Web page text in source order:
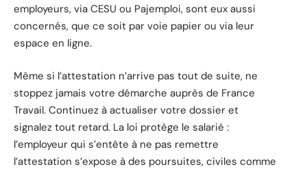
employeurs, via CESU ou Pajemploi, sont eux aussi
concernés, que ce soit par voie papier ou via leur
espace en ligne.
Même si l’attestation n’arrive pas tout de suite, ne
stoppez jamais votre démarche auprès de France
Travail. Continuez à actualiser votre dossier et
signalez tout retard. La loi protège le salarié :
l’employeur qui s’entête à ne pas remettre
l’attestation s’expose à des poursuites, civiles comme